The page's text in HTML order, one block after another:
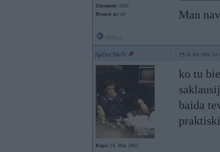
Ziņojumi: 1952
Braucu ar: x6
Man
SpOrcMeN 18. Feb 2004,
Kopš: 14. May 2002
ko tu
baida